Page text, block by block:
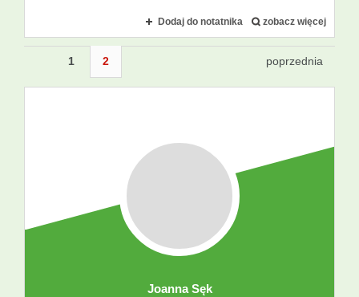
Dodaj do notatnika zobacz więcej
1 2 poprzednia
Joanna Sęk